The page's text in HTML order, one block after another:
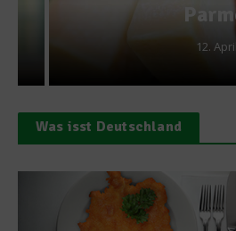
12. April 2016
Was isst Deutschland